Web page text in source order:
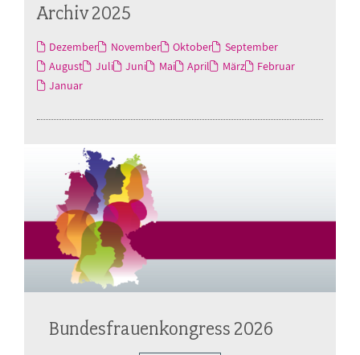
Archiv 2025
Dezember November Oktober
September
August
Juli Juni Mai April März
Februar
Januar
Bundesfrauenkongress 2026